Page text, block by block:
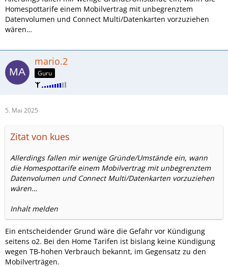
Homespottarife einem Mobilvertrag mit unbegrenztem
Datenvolumen und Connect Multi/Datenkarten vorzuziehen
wären…
mario.2
Guru
5. Mai 2025
Zitat von kues
Allerdings fallen mir wenige Gründe/Umstände ein, wann
die Homespottarife einem Mobilvertrag mit unbegrenztem
Datenvolumen und Connect Multi/Datenkarten vorzuziehen
wären…
Inhalt melden
Ein entscheidender Grund wäre die Gefahr vor Kündigung
seitens o2. Bei den Home Tarifen ist bislang keine Kündigung
wegen TB-hohen Verbrauch bekannt, im Gegensatz zu den
Mobilverträgen.